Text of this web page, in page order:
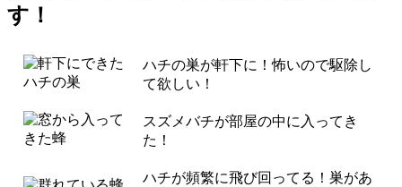
す！
ハチの巣が軒下に！怖いので駆除し
て欲しい！
スズメバチが部屋の中に入ってき
た！
ハチが頻繁に飛び回ってる！巣があ